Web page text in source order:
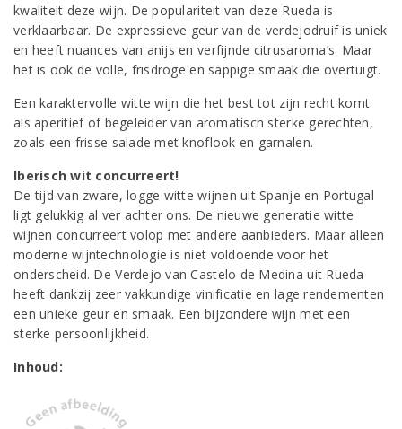
kwaliteit deze wijn. De populariteit van deze Rueda is
verklaarbaar. De expressieve geur van de verdejodruif is uniek
en heeft nuances van anijs en verfijnde citrusaroma’s. Maar
het is ook de volle, frisdroge en sappige smaak die overtuigt.
Een karaktervolle witte wijn die het best tot zijn recht komt
als aperitief of begeleider van aromatisch sterke gerechten,
zoals een frisse salade met knoflook en garnalen.
Iberisch wit concurreert!
De tijd van zware, logge witte wijnen uit Spanje en Portugal
ligt gelukkig al ver achter ons. De nieuwe generatie witte
wijnen concurreert volop met andere aanbieders. Maar alleen
moderne wijntechnologie is niet voldoende voor het
onderscheid. De Verdejo van Castelo de Medina uit Rueda
heeft dankzij zeer vakkundige vinificatie en lage rendementen
een unieke geur en smaak. Een bijzondere wijn met een
sterke persoonlijkheid.
Inhoud: